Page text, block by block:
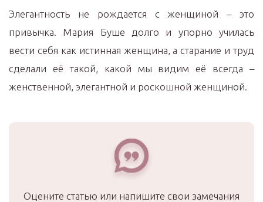
Элегантность не рождается с женщиной – это
привычка. Мария Буше долго и упорно училась
вести себя как истинная женщина, а старание и труд
сделали её такой, какой мы видим её всегда –
женственной, элегантной и роскошной женщиной.
Оцените статью или напишите свои замечания